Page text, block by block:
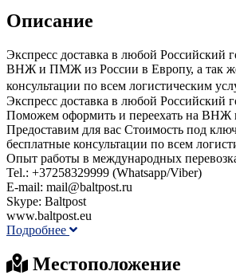
Описание
Экспресс доставка в любой Российский
ВНЖ и ПМЖ из России в Европу, а так же
консультации по всем логистическим
Экспресс доставка в любой Российский
Поможем оформить и переехать на
Предоставим для вас Стоимость под
бесплатные консультации по всем
Опыт работы в международных
Tel.: +37258329999 (Whatsapp/Viber)
E-mail: mail@baltpost.ru
Skype: Baltpost
www.baltpost.eu
Подробнее
Местоположение